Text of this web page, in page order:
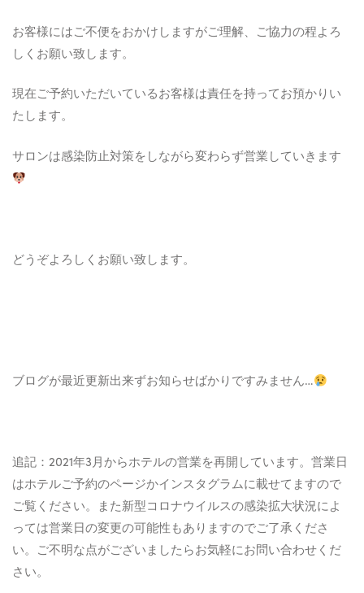
お客様にはご不便をおかけしますがご理解、ご協力の程よろ
しくお願い致します。
現在ご予約いただいているお客様は責任を持ってお預かりい
たします。
サロンは感染防止対策をしながら変わらず営業していきます
どうぞよろしくお願い致します。
ブログが最近更新出来ずお知らせばかりですみません…
追記：2021年3月からホテルの営業を再開しています。営業日
はホテルご予約のページかインスタグラムに載せてますので
ご覧ください。また新型コロナウイルスの感染拡大状況によ
っては営業日の変更の可能性もありますのでご了承くださ
い。ご不明な点がございましたらお気軽にお問い合わせくだ
さい。